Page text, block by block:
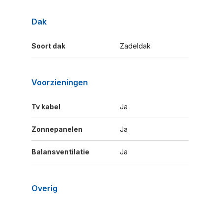
Dak
Soort dak Zadeldak
Voorzieningen
Tv kabel Ja
Zonnepanelen Ja
Balansventilatie Ja
Overig